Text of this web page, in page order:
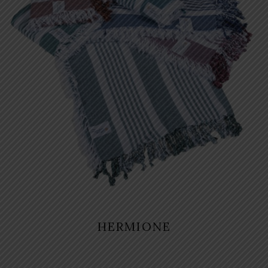
HERMIONE